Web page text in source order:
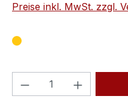
Preise inkl. MwSt. zzgl.
Produkt Anzahl: